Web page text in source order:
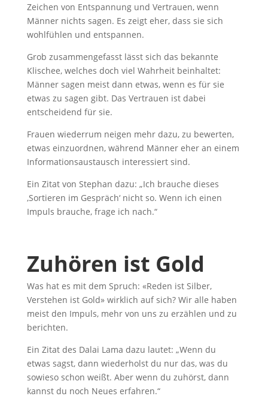
Zeichen von Entspannung und Vertrauen, wenn
Männer nichts sagen. Es zeigt eher, dass sie sich
wohlfühlen und entspannen.
Grob zusammengefasst lässt sich das bekannte
Klischee, welches doch viel Wahrheit beinhaltet:
Männer sagen meist dann etwas, wenn es für sie
etwas zu sagen gibt. Das Vertrauen ist dabei
entscheidend für sie.
Frauen wiederrum neigen mehr dazu, zu bewerten,
etwas einzuordnen, während Männer eher an einem
Informationsaustausch interessiert sind.
Ein Zitat von Stephan dazu: „Ich brauche dieses
‚Sortieren im Gespräch‘ nicht so. Wenn ich einen
Impuls brauche, frage ich nach.“
Zuhören ist Gold
Was hat es mit dem Spruch: «Reden ist Silber,
Verstehen ist Gold» wirklich auf sich? Wir alle haben
meist den Impuls, mehr von uns zu erzählen und zu
berichten.
Ein Zitat des Dalai Lama dazu lautet: „Wenn du
etwas sagst, dann wiederholst du nur das, was du
sowieso schon weißt. Aber wenn du zuhörst, dann
kannst du noch Neues erfahren.“